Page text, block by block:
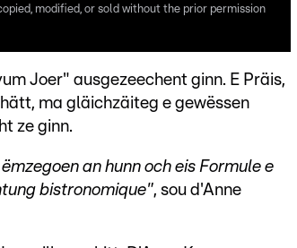
modified, or sold without the prior permission
Joer" ausgezeechent ginn. E Präis,
ma gläichzäiteg e gewëssen
ze ginn.
an hunn och eis Formule e
bistronomique", sou d'Anne